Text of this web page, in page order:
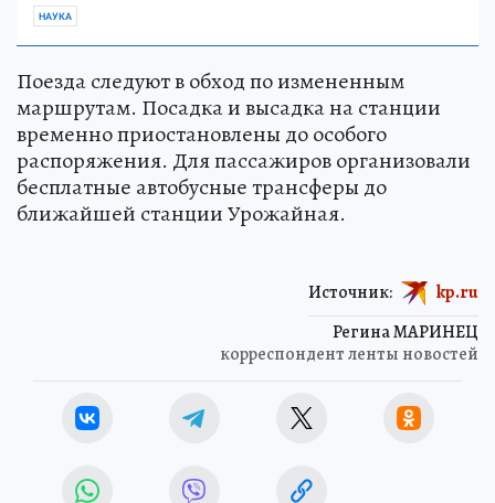
НАУКА
Поезда следуют в обход по измененным
маршрутам. Посадка и высадка на станции
временно приостановлены до особого
распоряжения. Для пассажиров организовали
бесплатные автобусные трансферы до
ближайшей станции Урожайная.
Регина МАРИНЕЦ
корреспондент ленты новостей
Источник: kp.ru